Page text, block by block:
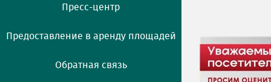
Пресс-центр
Предоставление в аренду площадей
Обратная связь